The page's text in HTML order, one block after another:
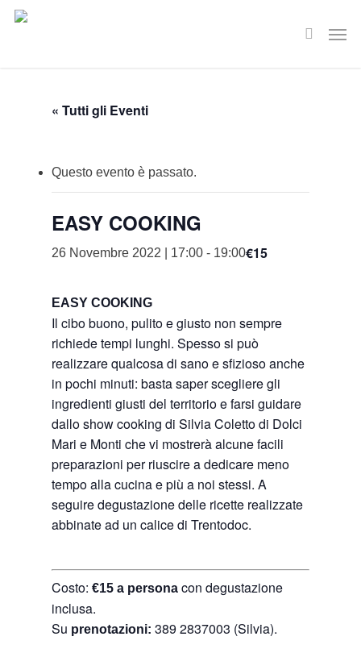
Skip
search
« Tutti gli Eventi
Questo evento è passato.
EASY COOKING
26 Novembre 2022 | 17:00 - 19:00€15
EASY COOKING
Il cibo buono, pulito e giusto non sempre
richiede tempi lunghi. Spesso si può
realizzare qualcosa di sano e sfizioso anche
in pochi minuti: basta saper scegliere gli
ingredienti giusti del territorio e farsi guidare
dallo show cooking di Silvia Coletto di Dolci
Mari e Monti che vi mostrerà alcune facili
preparazioni per riuscire a dedicare meno
tempo alla cucina e più a noi stessi. A
seguire degustazione delle ricette realizzate
abbinate ad un calice di Trentodoc.
Costo:€15 a persona con degustazione
inclusa.
Su prenotazioni: 389 2837003 (Silvia).